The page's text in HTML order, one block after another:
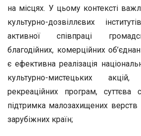
на місцях. У цьому контексті
культурно-дозвіллєвих
активної співпраці
благодійних, комерційних
є ефективна реалізація
культурно-мистецьких
рекреаційних програм, суттєва
підтримка малозахищених верств
зарубіжних країн;